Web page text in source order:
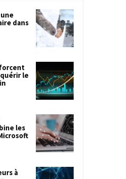
dans
le
les
à